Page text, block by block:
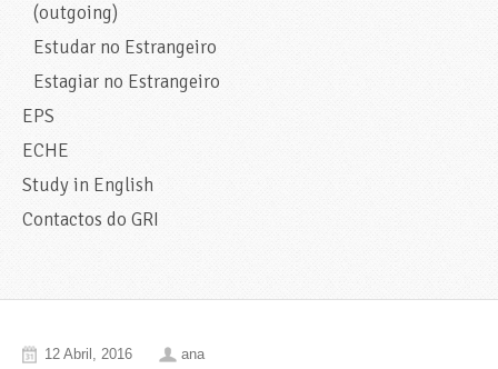
(outgoing)
Estudar no Estrangeiro
Estagiar no Estrangeiro
EPS
ECHE
Study in English
Contactos do GRI
12 Abril, 2016 ana